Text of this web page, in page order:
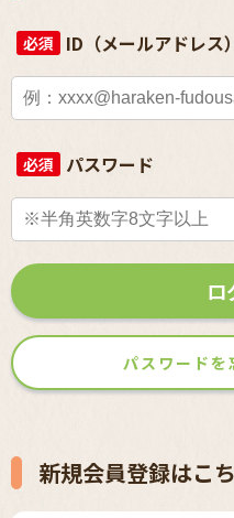
必須 ID（メールアドレス）
必須 パスワード
ロ
パスワードを
新規会員登録はこ